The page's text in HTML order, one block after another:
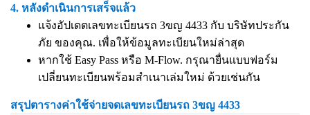
4. หลังดำเนินการเสร็จแล้ว
แจ้งอัปเดตเลขทะเบียนรถ 3ขญ 4433 กับ บริษัทประกัน
ภัย ของคุณ. เพื่อให้ข้อมูลทะเบียนใหม่ล่าสุด
หากใช้ Easy Pass หรือ M-Flow. กรุณายื่นแบบฟอร์ม
เปลี่ยนทะเบียนพร้อมสำเนาเล่มใหม่ ด้วยเช่นกัน
สรุปตารางค่าใช้จ่ายจดเลขทะเบียนรถ 3ขญ 4433